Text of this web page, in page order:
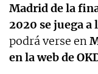
Madrid de la
2020 se juega a
podrá verse en
en la web de